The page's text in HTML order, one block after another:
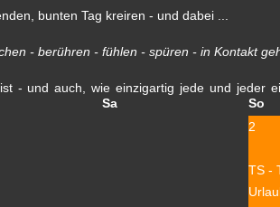
Sa So
2
TS -
bunten Tag kreiren - und dabei ...
- berühren - fühlen - spüren - in Kontakt
- und auch, wie einzigartig jede und jeder